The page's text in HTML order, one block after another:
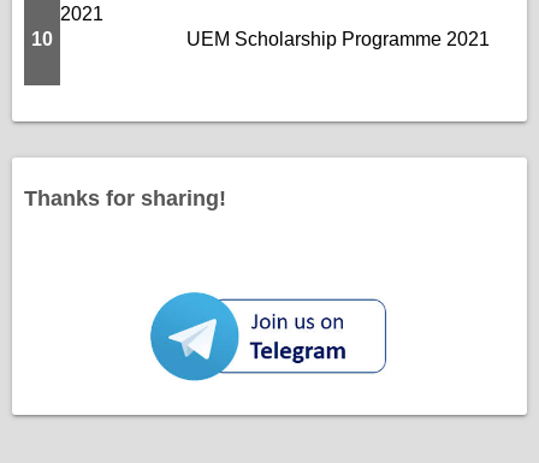
10 UEM Scholarship Programme 2021
Thanks for sharing!